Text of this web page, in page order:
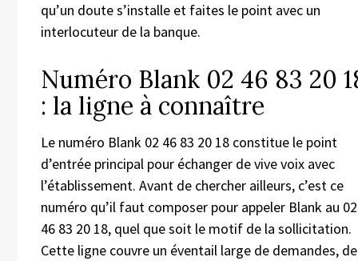
qu’un doute s’installe et faites le point avec un
interlocuteur de la banque.
Numéro Blank 02 46 83 20
: la ligne à connaître
Le numéro Blank 02 46 83 20 18 constitue le point
d’entrée principal pour échanger de vive voix avec
l’établissement. Avant de chercher ailleurs, c’est ce
numéro qu’il faut composer pour appeler Blank au 02
46 83 20 18, quel que soit le motif de la sollicitation.
Cette ligne couvre un éventail large de demandes, de